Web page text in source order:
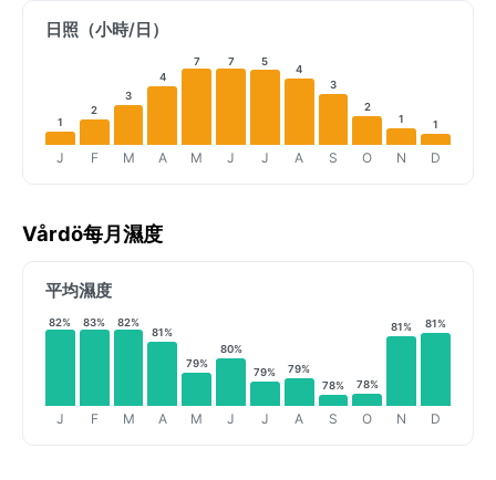
日照（小時/日）
1
J
2
F
3
M
4
A
7
M
7
J
5
J
4
A
3
S
2
O
1
N
1
D
Vårdö每月濕度
平均濕度
82%
J
83%
F
82%
M
81%
A
79%
M
80%
J
79%
J
79%
A
78%
S
78%
O
81%
N
81%
D